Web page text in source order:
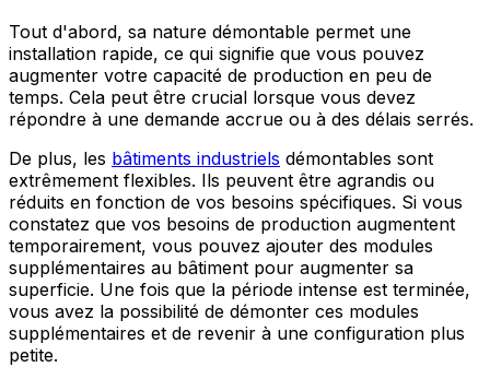
Tout d'abord, sa nature démontable permet une
installation rapide, ce qui signifie que vous pouvez
augmenter votre capacité de production en peu de
temps. Cela peut être crucial lorsque vous devez
répondre à une demande accrue ou à des délais serrés.
De plus, les bâtiments industriels démontables sont
extrêmement flexibles. Ils peuvent être agrandis ou
réduits en fonction de vos besoins spécifiques. Si vous
constatez que vos besoins de production augmentent
temporairement, vous pouvez ajouter des modules
supplémentaires au bâtiment pour augmenter sa
superficie. Une fois que la période intense est terminée,
vous avez la possibilité de démonter ces modules
supplémentaires et de revenir à une configuration plus
petite.